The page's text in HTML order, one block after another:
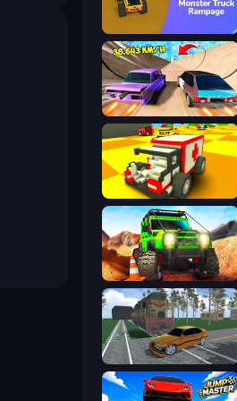
Monster Truck Rampage
Turbo Cars: Pipe Stunts
Offroad Life 3D
Obby: Car Crash Sandbox